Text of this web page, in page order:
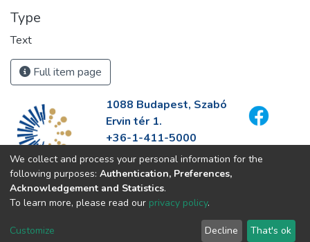
Type
Text
Full item page
1088 Budapest, Szabó
Ervin tér 1.
+36-1-411-5000
info@fszek.hu
https://fszek.hu
We collect and process your personal information for the
following purposes: Authentication, Preferences,
Acknowledgement and Statistics.
To learn more, please read our privacy policy.
Customize Decline That's ok